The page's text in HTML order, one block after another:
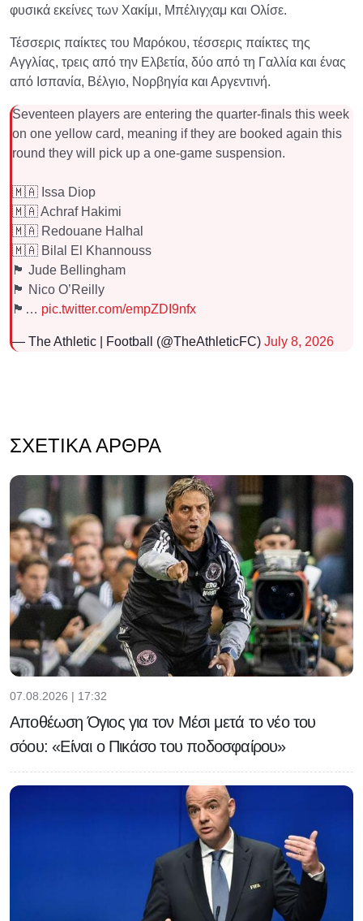
φυσικά εκείνες των Χακίμι, Μπέλιγχαμ και Ολίσε.
Τέσσερις παίκτες του Μαρόκου, τέσσερις παίκτες της
Αγγλίας, τρεις από την Ελβετία, δύο από τη Γαλλία και ένας
από Ισπανία, Βέλγιο, Νορβηγία και Αργεντινή.
Seventeen players are entering the quarter-finals this week
on one yellow card, meaning if they are booked again this
round they will pick up a one-game suspension.
🇲🇦 Issa Diop
🇲🇦 Achraf Hakimi
🇲🇦 Redouane Halhal
🇲🇦 Bilal El Khannouss
🏴󠁧󠁢󠁥󠁮󠁧󠁿 Jude Bellingham
🏴󠁧󠁢󠁥󠁮󠁧󠁿 Nico O’Reilly
🏴󠁧󠁢󠁥󠁮󠁧󠁿… pic.twitter.com/empZDI9nfx
— The Athletic | Football (@TheAthleticFC) July 8, 2026
ΣΧΕΤΙΚΆ ΆΡΘΡΑ
07.08.2026 | 17:32
Αποθέωση Όγιος για τον Μέσι μετά το νέο του
σόου: «Είναι ο Πικάσο του ποδοσφαίρου»